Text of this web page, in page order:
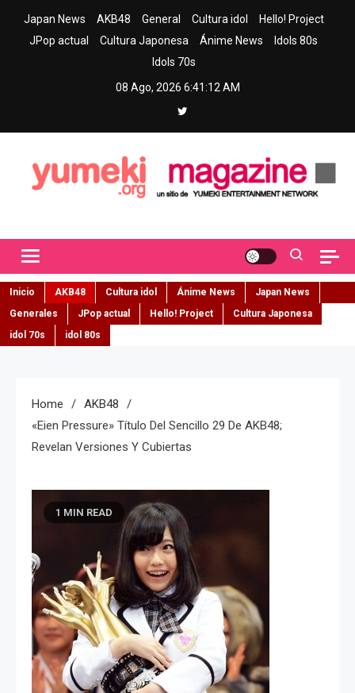
Japan News AKB48 General Cultura idol
Hello! Project
JPop actual
Cultura Japonesa Ánime News
Idols 80s
Idols 70s
08 Ago, 2026 6:41:14 AM
Inicio AKB48 Cultura idol Ánime News
Japan News
Generales
JPop actual Hello! Project
Cultura Japonesa
idol 70s
idol 80s
Home
AKB48
«Eien Pressure» Título Del Sencillo 29 De AKB48;
Revelan Versiones Y Cubiertas
1 MIN READ